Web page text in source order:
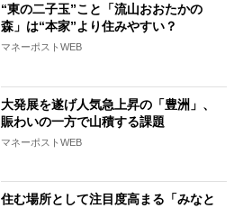
“東の二子玉”こと「流山おおたかの
森」は“本家”より住みやすい？
マネーポストWEB
大発展を遂げ人気急上昇の「豊洲」、
賑わいの一方で山積する課題
マネーポストWEB
住む場所として注目度高まる「みなと